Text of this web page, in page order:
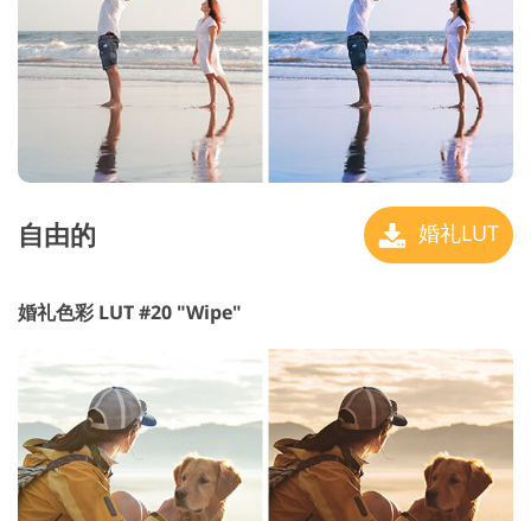
自由的 婚礼LUT
婚礼色彩 LUT #20 "Wipe"